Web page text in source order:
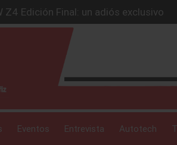
Z4 Edición Final: un adiós exclusivo
Híbrida: la SUV que evoluciona
se estabilizan: INEGI
2026, año de evolución profunda:
lanzará su primera pick-up en 2026
Eventos Entrevista Autotech